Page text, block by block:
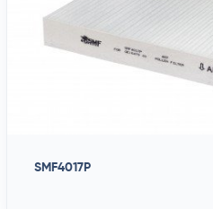
SMF4017P